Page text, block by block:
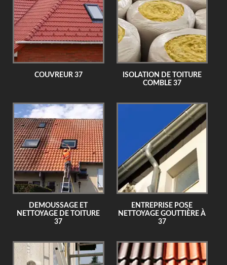
COUVREUR 37
ISOLATION DE TOITURE
COMBLE 37
DEMOUSSAGE ET
NETTOYAGE DE TOITURE
37
ENTREPRISE POSE
NETTOYAGE GOUTTIÈRE À
37